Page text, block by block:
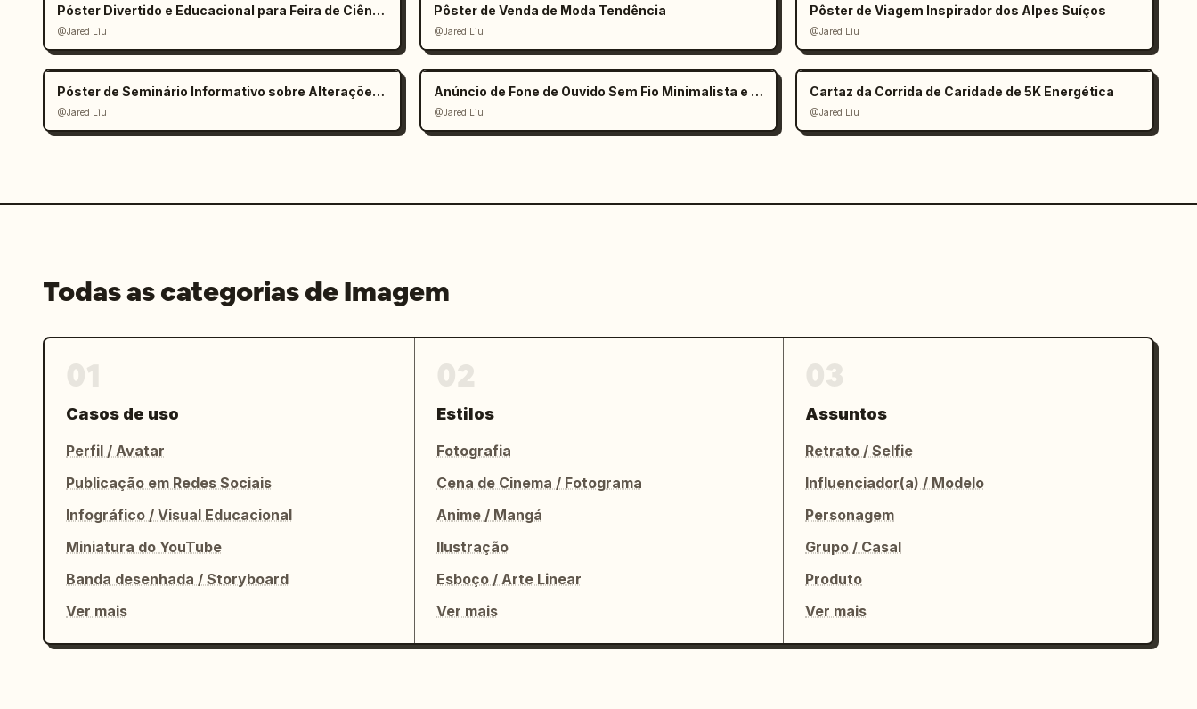
Póster Divertido e Educacional para Feira de Ciências Infantil
@Jared Liu
Pôster de Venda de Moda Tendência
@Jared Liu
Pôster de Viagem Inspirador dos Alpes Suíços
@Jared Liu
Póster de Seminário Informativo sobre Alterações Climáticas
@Jared Liu
Anúncio de Fone de Ouvido Sem Fio Minimalista e Elegante
@Jared Liu
Cartaz da Corrida de Caridade de 5K Energética
@Jared Liu
Todas as categorias de Imagem
Casos de uso
Perfil / Avatar
Publicação em Redes Sociais
Infográfico / Visual Educacional
Miniatura do YouTube
Banda desenhada / Storyboard
Ver mais
Estilos
Fotografia
Cena de Cinema / Fotograma
Anime / Mangá
Ilustração
Esboço / Arte Linear
Ver mais
Assuntos
Retrato / Selfie
Influenciador(a) / Modelo
Personagem
Grupo / Casal
Produto
Ver mais